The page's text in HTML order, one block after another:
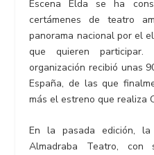
Escena Elda se ha
certámenes de teatro
panorama nacional por el
que quieren
organización recibió unas
España, de las que
más el estreno que realiza
En la pasada edición,
Almadraba Teatro, con